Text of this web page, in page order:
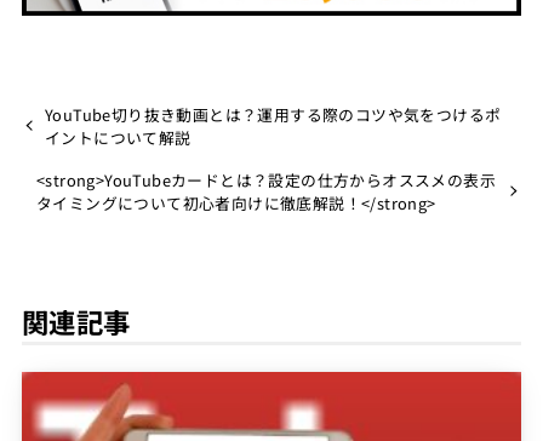
YouTube切り抜き動画とは？運用する際のコツや気をつけるポ
イントについて解説
<strong>YouTubeカードとは？設定の仕方からオススメの表示
タイミングについて初心者向けに徹底解説！</strong>
関連記事